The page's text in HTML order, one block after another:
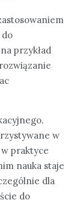
przykład
w
praktyce
nauka staje
dla
do